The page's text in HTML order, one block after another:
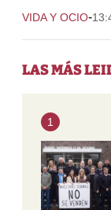
VIDA Y OCIO-
LAS MÁS
1